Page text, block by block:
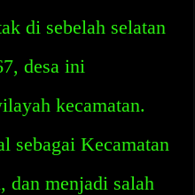
di sebelah selatan
desa ini
kecamatan.
sebagai Kecamatan
dan menjadi salah